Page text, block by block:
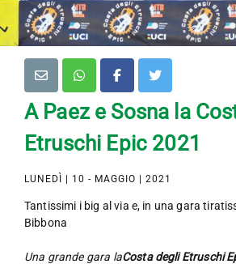
A Paez e Sosna la
Etruschi Epic 2021
LUNEDÌ | 10 - MAGGIO | 2021
Tantissimi i big al via e, in una gara tiratissima a
Bibbona
Una grande gara laCosta degli Etruschi